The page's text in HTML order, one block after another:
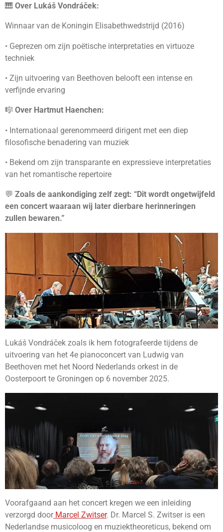
🎹 Over Lukáš Vondráček:
Winnaar van de Koningin Elisabethwedstrijd (2016)
• Geprezen om zijn poëtische interpretaties en virtuoze
techniek
• Zijn uitvoering van Beethoven belooft een intense en
verfijnde ervaring
🎼 Over Hartmut Haenchen:
• Internationaal gerenommeerd dirigent met een diep
filosofische benadering van muziek
• Bekend om zijn transparante en expressieve interpretaties
van het romantische repertoire
💬 Zoals de aankondiging zelf zegt: “Dit wordt ongetwijfeld
een concert waaraan wij later dierbare herinneringen
zullen bewaren.”
Lukáš Vondráček zoals ik hem fotografeerde tijdens de
uitvoering van het 4e pianoconcert van Ludwig van
Beethoven met het Noord Nederlands orkest in de
Oosterpoort te Groningen op 6 november 2025.
Voorafgaand aan het concert kregen we een inleiding
verzorgd doorMarcel Zwitser. Dr. Marcel S. Zwitser is een
Nederlandse musicoloog en muziektheoreticus, bekend om